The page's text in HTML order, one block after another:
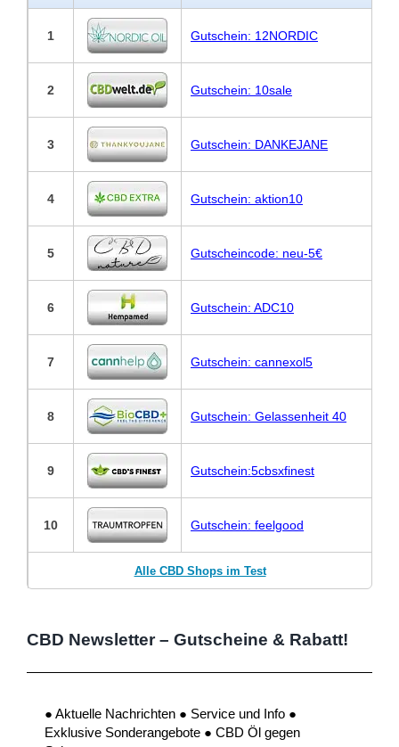
1 Gutschein: 12NORDIC
2 Gutschein: 10sale
3 Gutschein: DANKEJANE
4 Gutschein: aktion10
5 Gutscheincode: neu-5€
6 Gutschein: ADC10
7 Gutschein: cannexol5
8 Gutschein: Gelassenheit 40
9 Gutschein:5cbsxfinest
10 Gutschein: feelgood
Alle CBD Shops im Test
CBD Newsletter – Gutscheine & Rabatt!
● Aktuelle Nachrichten ● Service und Info ●
Exklusive Sonderangebote ● CBD Öl gegen